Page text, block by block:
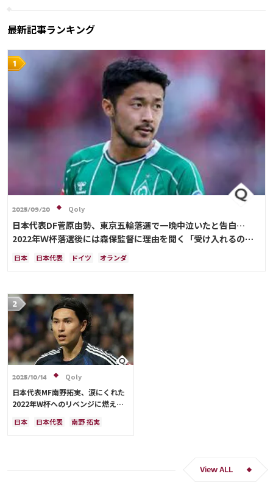
最新記事ランキング
2025/09/20 Qoly
日本代表DF菅原由勢、東京五輪落選で一晩中泣いたと告白…
2022年Ｗ杯落選後には森保監督に理由を聞く「受け入れるのは
難しかった」
日本 日本代表 ドイツ オランダ
2025/10/14 Qoly
日本代表MF南野拓実、涙にくれた
2022年W杯へのリベンジに燃える
ー人生をかけた戦い」
日本 日本代表
南野 拓実
View ALL